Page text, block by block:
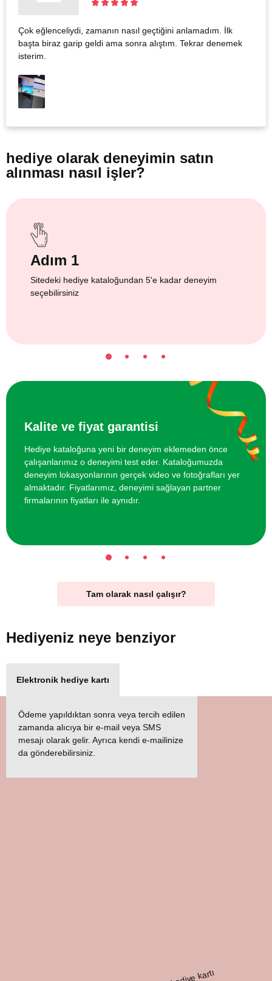
Çok eğlenceliydi, zamanın nasıl geçtiğini anlamadım. İlk
başta biraz garip geldi ama sonra alıştım. Tekrar denemek
isterim.
hediye olarak deneyimin satın
alınması nasıl işler?
Adım 1
Sitedeki hediye kataloğundan 5'e kadar deneyim
seçebilirsiniz
Kalite ve fiyat garantisi
Hediye kataloğuna yeni bir deneyim eklemeden önce
çalışanlarımız o deneyimi test eder. Kataloğumuzda
deneyim lokasyonlarının gerçek video ve fotoğrafları yer
almaktadır. Fiyatlarımız, deneyimi sağlayan partner
firmalarının fiyatları ile aynıdır.
Tam olarak nasıl çalışır?
Hediyeniz neye benziyor
Elektronik hediye kartı
Ödeme yapıldıktan sonra veya tercih edilen
zamanda alıcıya bir e-mail veya SMS
mesajı olarak gelir. Ayrıca kendi e-mailinize
da gönderebilirsiniz.